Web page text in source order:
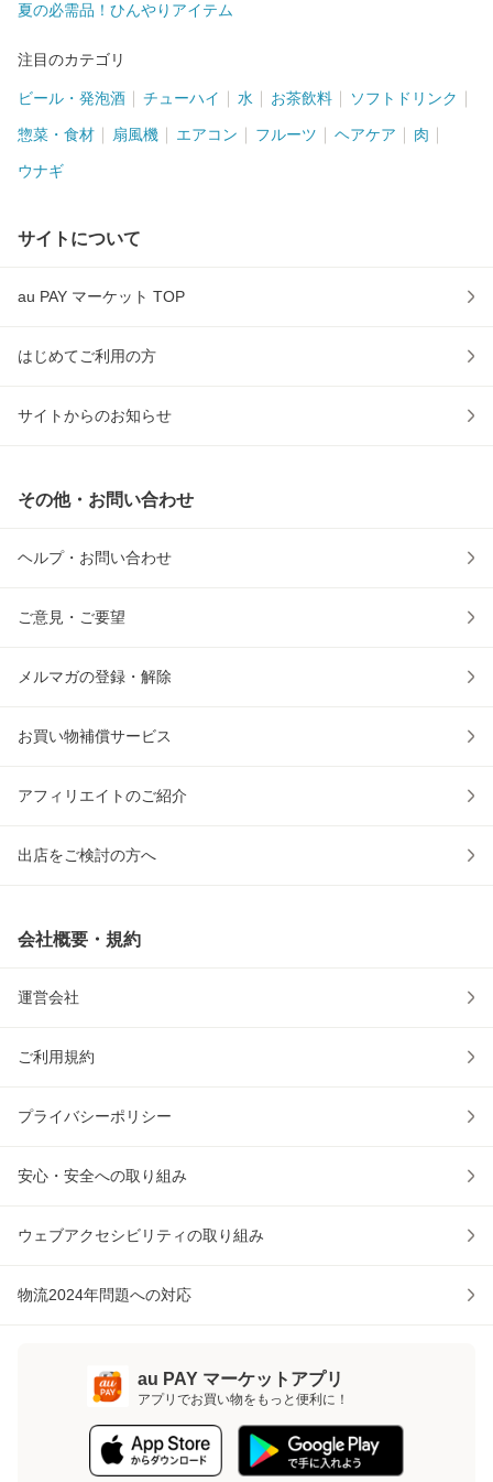
夏の必需品！ひんやりアイテム
注目のカテゴリ
ビール・発泡酒 チューハイ 水 お茶飲料 ソフトドリンク
惣菜・食材 扇風機 エアコン フルーツ ヘアケア 肉
ウナギ
サイトについて
au PAY マーケット TOP
はじめてご利用の方
サイトからのお知らせ
その他・お問い合わせ
ヘルプ・お問い合わせ
ご意見・ご要望
メルマガの登録・解除
お買い物補償サービス
アフィリエイトのご紹介
出店をご検討の方へ
会社概要・規約
運営会社
ご利用規約
プライバシーポリシー
安心・安全への取り組み
ウェブアクセシビリティの取り組み
物流2024年問題への対応
au PAY マーケットアプリ
アプリでお買い物をもっと便利に！